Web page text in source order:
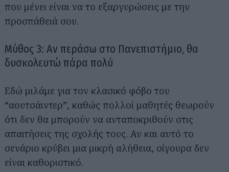
που μένει είναι να το εξαργυρώσεις με την
προσπάθειά σου.
Μύθος 3: Αν περάσω στο Πανεπιστήμιο, θα
δυσκολευτώ πάρα πολύ
Εδώ μιλάμε για τον κλασικό φόβο του
“αουτσάιντερ”, καθώς πολλοί μαθητές θεωρούν
ότι δεν θα μπορούν να ανταποκριθούν στις
απαιτήσεις της σχολής τους. Αν και αυτό το
σενάριο κρύβει μια μικρή αλήθεια, σίγουρα δεν
είναι καθοριστικό.